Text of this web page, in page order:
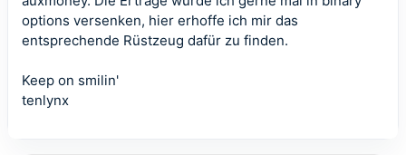
options versenken, hier erhoffe ich mir das
entsprechende Rüstzeug dafür zu finden.
Keep on smilin'
tenlynx